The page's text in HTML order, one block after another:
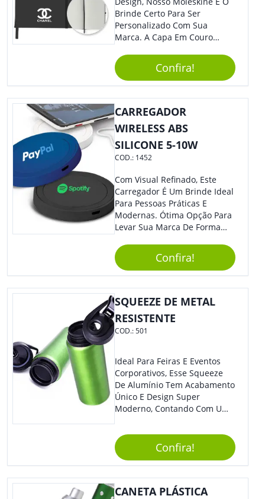
Brinde Certo Para Ser
Personalizado Com Sua
Marca. A Capa Em Couro
Elástico Permite Ter Maior
Segurança Ao Carregá-Lo.
Ofereça A Seus Clientes E
Colaboradores, Sem Dúvidas
Eles Irão Adorar.
Confira!
CARREGADOR
WIRELESS ABS
SILICONE 5-10W
COD.: 1452
Com Visual Refinado, Este
Carregador É Um Brinde Ideal
Para Pessoas Práticas E
Modernas. Ótima Opção Para
Levar Sua Marca De Forma
Sua Empresa Em Eventos,
Reuniões Corporativas Ou Até
Mesmo Para Presentear
Colaboradores E Parceiros De
Sua Empresa.
Confira!
SQUEEZE DE METAL
RESISTENTE
COD.:501
Ideal Para Feiras E Eventos
Corporativos, Esse Squeeze
De Alumínio Tem Acabamento
Único E Design Super
Moderno, Contando Com Uma
Permite Vazamentos. Sem
Dúvidas É Um Brinde Prático
Que Levará Sua Marca Com
Muito Estilo, Agradando À
Todos.
Confira!
CANETA PLÁSTICA